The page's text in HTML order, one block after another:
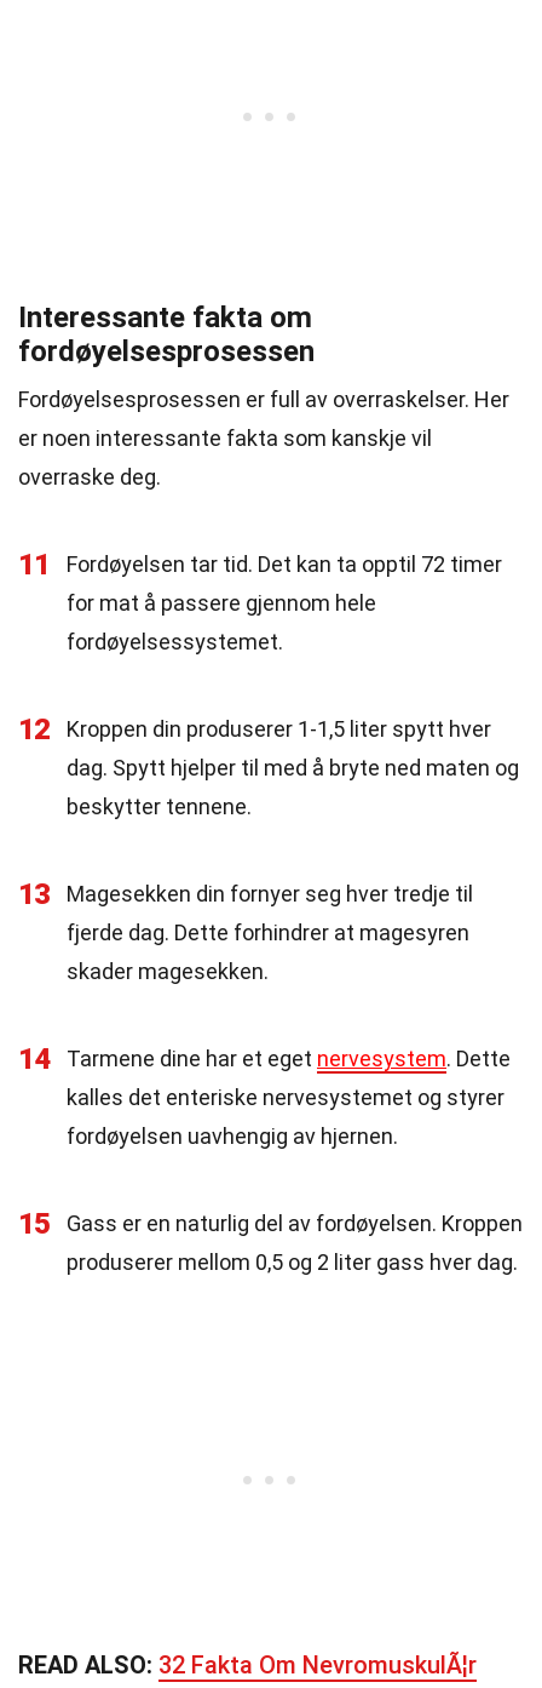
Interessante fakta om
fordøyelsesprosessen
Fordøyelsesprosessen er full av overraskelser. Her
er noen interessante fakta som kanskje vil
overraske deg.
11
Fordøyelsen tar tid. Det kan ta opptil 72 timer
for mat å passere gjennom hele
fordøyelsessystemet.
12
Kroppen din produserer 1-1,5 liter spytt hver
dag. Spytt hjelper til med å bryte ned maten og
beskytter tennene.
13
Magesekken din fornyer seg hver tredje til
fjerde dag. Dette forhindrer at magesyren
skader magesekken.
14 Tarmene dine har et eget nervesystem. Dette
kalles det enteriske nervesystemet og styrer
fordøyelsen uavhengig av hjernen.
15
Gass er en naturlig del av fordøyelsen. Kroppen
produserer mellom 0,5 og 2 liter gass hver dag.
READ ALSO: 32 Fakta Om NevromuskulÃ¦r